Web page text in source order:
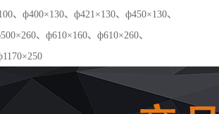
、ф400×130、ф421×130、ф450×130、
、ф610×160、ф610×260、